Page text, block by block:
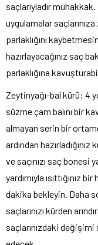
saçlarıyladır
uygulamalar saçlarınıza
parlaklığını
hazırlayacağınız saç
parlaklığına
Zeytinyağı-bal kürü: 4
süzme çam balını bir
almayan serin bir
ardından
ve saçınızı saç bonesi
yardımıyla ısıttığınız
dakika bekleyin. Daha
saçlarınızı kürden
saçlarınızdaki